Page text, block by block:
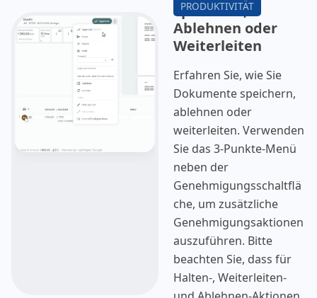
Speichern,
Ablehnen oder
Weiterleiten
Erfahren Sie, wie Sie
Dokumente speichern,
ablehnen oder
weiterleiten. Verwenden
Sie das 3-Punkte-Menü
neben der
Genehmigungsschaltflä
che, um zusätzliche
Genehmigungsaktionen
auszuführen. Bitte
beachten Sie, dass für
Halten-, Weiterleiten-